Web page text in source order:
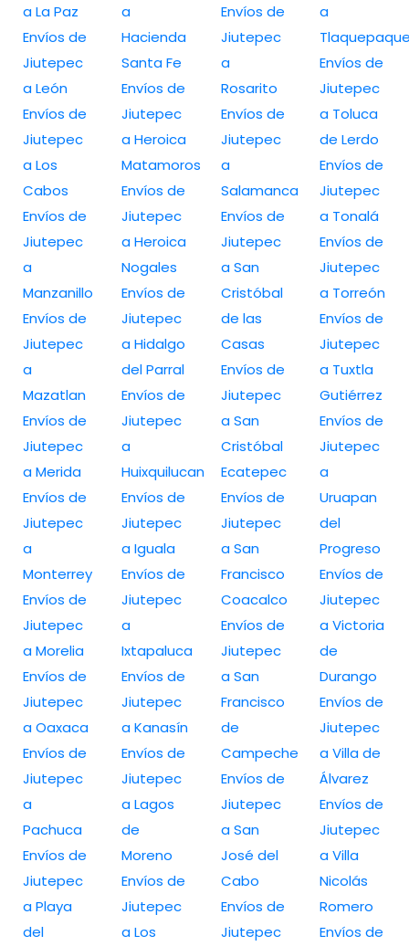
a La Paz
Envíos de
Jiutepec
a León
Envíos de
Jiutepec
a Los
Cabos
Envíos de
Jiutepec
a
Manzanillo
Envíos de
Jiutepec
a
Mazatlan
Envíos de
Jiutepec
a Merida
Envíos de
Jiutepec
a
Monterrey
Envíos de
Jiutepec
a Morelia
Envíos de
Jiutepec
a Oaxaca
Envíos de
Jiutepec
a
Pachuca
Envíos de
Jiutepec
a Playa
del
a
Hacienda
Santa Fe
Envíos de
Jiutepec
a Heroica
Matamoros
Envíos de
Jiutepec
a Heroica
Nogales
Envíos de
Jiutepec
a Hidalgo
del Parral
Envíos de
Jiutepec
a
Huixquilucan
Envíos de
Jiutepec
a Iguala
Envíos de
Jiutepec
a
Ixtapaluca
Envíos de
Jiutepec
a Kanasín
Envíos de
Jiutepec
a Lagos
de
Moreno
Envíos de
Jiutepec
a Los
Envíos de
Jiutepec
a
Rosarito
Envíos de
Jiutepec
a
Salamanca
Envíos de
Jiutepec
a San
Cristóbal
de las
Casas
Envíos de
Jiutepec
a San
Cristóbal
Ecatepec
Envíos de
Jiutepec
a San
Francisco
Coacalco
Envíos de
Jiutepec
a San
Francisco
de
Campeche
Envíos de
Jiutepec
a San
José del
Cabo
Envíos de
Jiutepec
a
Envíos de
Jiutepec
a Toluca
de Lerdo
Envíos de
Jiutepec
a Tonalá
Envíos de
Jiutepec
a Torreón
Envíos de
Jiutepec
a Tuxtla
Gutiérrez
Envíos de
Jiutepec
a
Uruapan
del
Progreso
Envíos de
Jiutepec
a Victoria
de
Durango
Envíos de
Jiutepec
a Villa de
Álvarez
Envíos de
Jiutepec
a Villa
Nicolás
Romero
Envíos de